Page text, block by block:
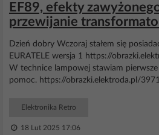
EF89, efekty
przewijanie
Dzień dobry Wczoraj stałem się
EURATELE wersja 1 https://
W technice lampowej stawiam
pomoc. https://obrazki.elektroda.pl/
Elektronika Retro
18 Lut 2025 17:06